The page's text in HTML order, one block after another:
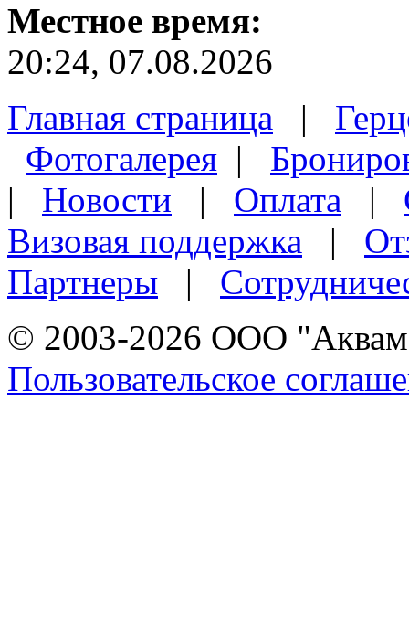
Местное время:
20:24, 07.08.2026
Главная страница |
Фотогалерея |
| Новости | Оплата |
Визовая поддержка |
Партнеры |
© 2003-2026 ООО
Пользовательское